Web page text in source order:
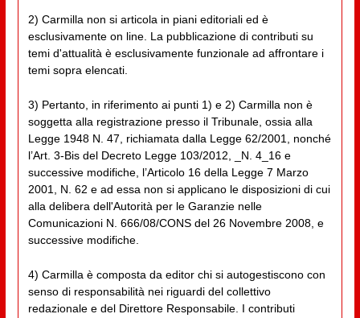
2) Carmilla non si articola in piani editoriali ed è
esclusivamente on line. La pubblicazione di contributi su
temi d'attualità è esclusivamente funzionale ad affrontare i
temi sopra elencati.
3) Pertanto, in riferimento ai punti 1) e 2) Carmilla non è
soggetta alla registrazione presso il Tribunale, ossia alla
Legge 1948 N. 47, richiamata dalla Legge 62/2001, nonché
l’Art. 3-Bis del Decreto Legge 103/2012, _N. 4_16 e
successive modifiche, l’Articolo 16 della Legge 7 Marzo
2001, N. 62 e ad essa non si applicano le disposizioni di cui
alla delibera dell'Autorità per le Garanzie nelle
Comunicazioni N. 666/08/CONS del 26 Novembre 2008, e
successive modifiche.
4) Carmilla è composta da editor chi si autogestiscono con
senso di responsabilità nei riguardi del collettivo
redazionale e del Direttore Responsabile. I contributi